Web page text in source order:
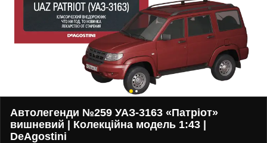
Автолегенди №259 УАЗ-3163 «Патріот»
вишневий | Колекційна модель 1:43 |
DeAgostini